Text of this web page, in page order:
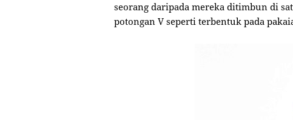
seorang daripada mereka ditimbun di
potongan V seperti terbentuk pada